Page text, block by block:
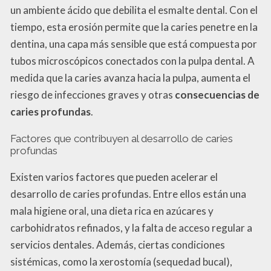
un ambiente ácido que debilita el esmalte dental. Con el
tiempo, esta erosión permite que la caries penetre en la
dentina, una capa más sensible que está compuesta por
tubos microscópicos conectados con la pulpa dental. A
medida que la caries avanza hacia la pulpa, aumenta el
riesgo de infecciones graves y otras consecuencias de
caries profundas.
Factores que contribuyen al desarrollo de caries
profundas
Existen varios factores que pueden acelerar el
desarrollo de caries profundas. Entre ellos están una
mala higiene oral, una dieta rica en azúcares y
carbohidratos refinados, y la falta de acceso regular a
servicios dentales. Además, ciertas condiciones
sistémicas, como la xerostomía (sequedad bucal),